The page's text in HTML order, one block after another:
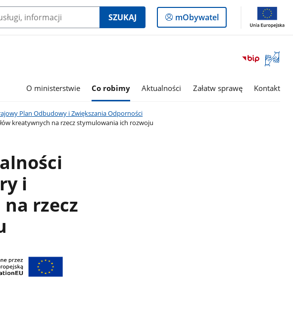
SZUKAJ
Logowanie
do
mObywatel
Otwórz
okno
O ministerstwie Co robimy Aktualności Załatw sprawę Kontakt
Plan Odbudowy i Zwiększania Odporności
kreatywnych na rzecz stymulowania ich rozwoju
i
rzecz